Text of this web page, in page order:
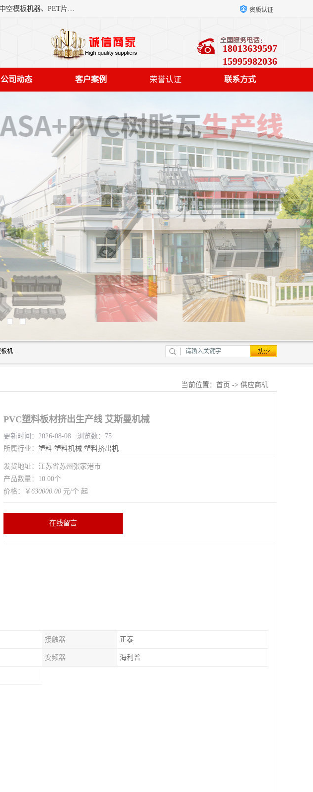
艾斯曼(张家港)技术工程设备有限公司是一家以新型建材生产设备生产制造，公司的主要经营产品有塑料中空模板机器、PET片材设备、可降解餐盒设备、树脂瓦设备、管材生产线、琉璃瓦设备等，艾斯曼机械在国内及国外享有较高盛誉拥有众多长期合作的老客户。 资质认证
18013639597
15995982036
公司动态 客户案例 荣誉认证 联系方式
艾斯曼(张家港)技术工程设备有限公司是一家以新型建材生产设备生产制造，公司的主要经营产品有塑料中空模板机器、PET片材设备、可降解餐盒设备、树脂瓦设备、管材生产线、琉璃瓦设备等，艾斯曼机械在国内及国外享有较高盛誉拥有众多长期合作的老客户。
当前位置： 首页 -> 供应商机
PVC塑料板材挤出生产线 艾斯曼机械
更新时间：2026-08-08 浏览数：75
所属行业： 塑料 塑料机械 塑料挤出机
发货地址：江苏省苏州张家港市
产品数量：10.00个
价格：￥ 630000.00 元/个 起
在线留言
接触器 正泰
变频器 海利普